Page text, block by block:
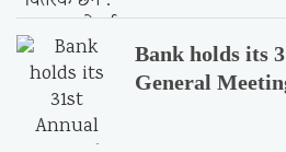
Bank holds its
General